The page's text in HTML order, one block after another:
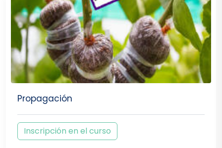
Propagación
Inscripción en el curso